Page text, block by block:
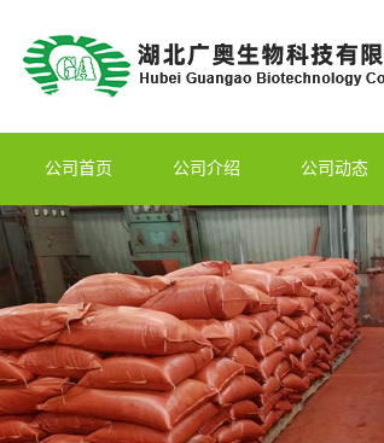
公司首页 公司介绍 公司动态